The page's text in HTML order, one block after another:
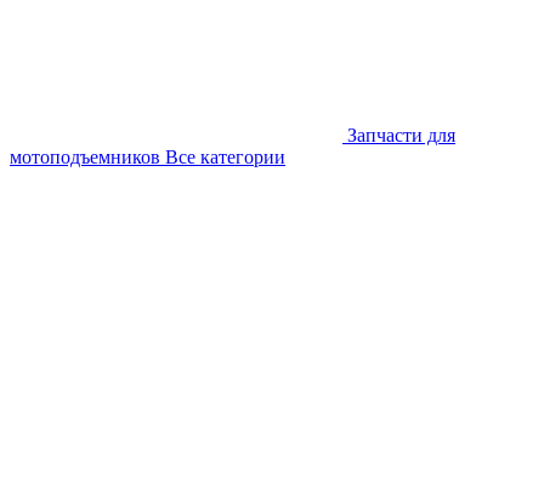
Запчасти для
мотоподъемников Все категории